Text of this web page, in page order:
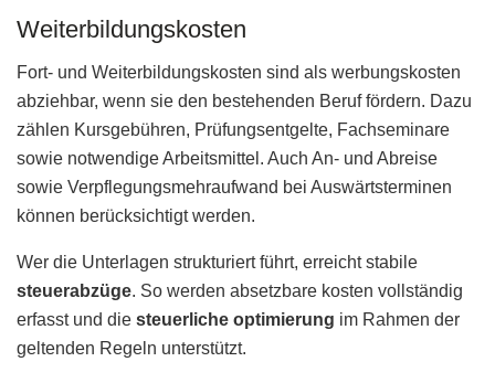
Weiterbildungskosten
Fort- und Weiterbildungskosten sind als werbungskosten
abziehbar, wenn sie den bestehenden Beruf fördern. Dazu
zählen Kursgebühren, Prüfungsentgelte, Fachseminare
sowie notwendige Arbeitsmittel. Auch An- und Abreise
sowie Verpflegungsmehraufwand bei Auswärtsterminen
können berücksichtigt werden.
Wer die Unterlagen strukturiert führt, erreicht stabile
steuerabzüge. So werden absetzbare kosten vollständig
erfasst und die steuerliche optimierung im Rahmen der
geltenden Regeln unterstützt.